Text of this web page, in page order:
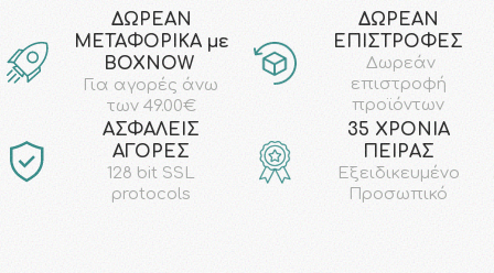
ΔΩΡΕΑΝ
ΜΕΤΑΦΟΡΙΚΑ με
ΒΟΧΝΟW
Για αγορές άνω
των 49.00€
ΔΩΡΕΑΝ
ΕΠΙΣΤΡΟΦΕΣ
Δωρεάν
επιστροφή
προϊόντων
AΣΦΑΛΕΙΣ
ΑΓΟΡΕΣ
128 bit SSL
protocols
35 ΧΡΟΝΙΑ
ΠΕΙΡΑΣ
Εξειδικευμένο
Προσωπικό